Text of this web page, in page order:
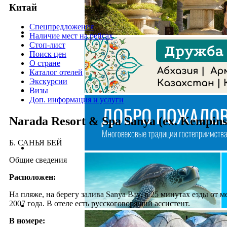
Китай
Спецпредложения
Наличие мест на рейсах
Стоп-лист
Поиск цен
О стране
Каталог отелей
Экскурсии
Визы
Доп. информация и услуги
Narada Resort & Spa Sanya (ex.
Б. САНЬЯ БЕЙ
Общие сведения
Расположен:
На пляже, на берегу залива Sanya Bay, в 25 минутах езды от
2007 года. В отеле есть русскоговорящий ассистент.
В номере: